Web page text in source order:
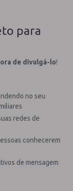
para
de divulgá-lo!
no seu
redes de
conhecerem
de mensagem